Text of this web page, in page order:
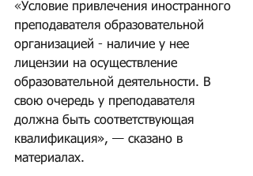
«Условие привлечения иностранного
преподавателя образовательной
организацией - наличие у нее
лицензии на осуществление
образовательной деятельности. В
свою очередь у преподавателя
должна быть соответствующая
квалификация», — сказано в
материалах.